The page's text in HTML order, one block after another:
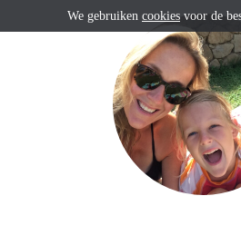
We gebruiken cookies voor de